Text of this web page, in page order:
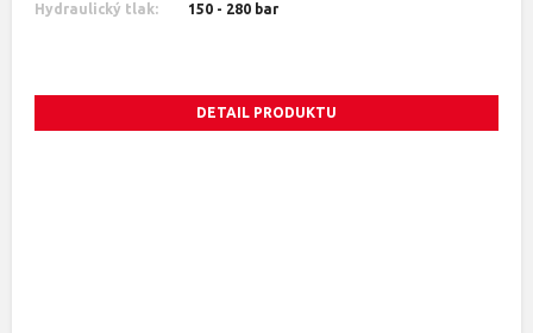
Hydraulický tlak: 150 - 280 bar
DETAIL PRODUKTU